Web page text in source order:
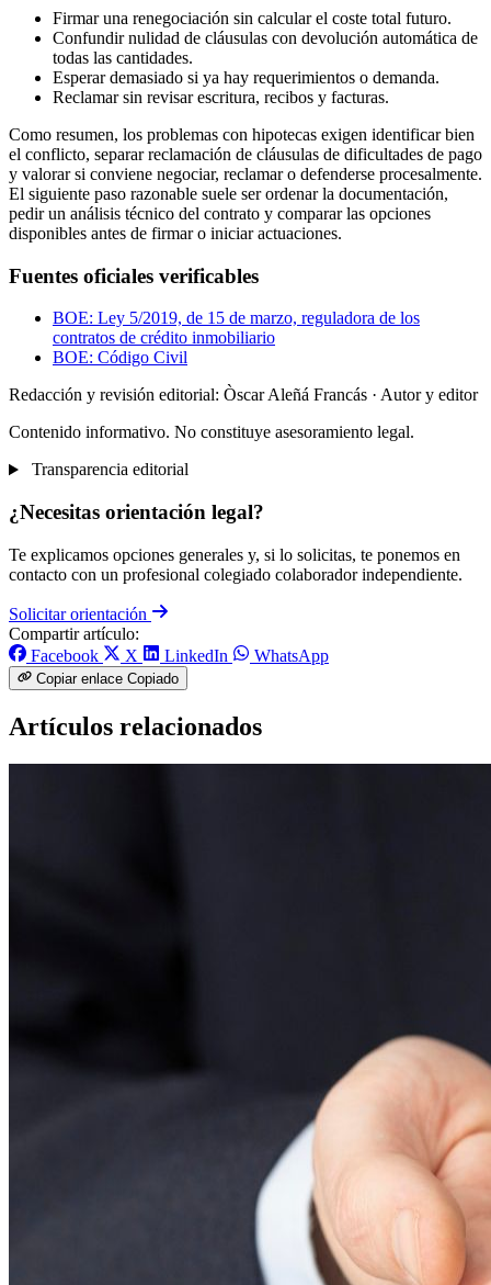
Firmar una renegociación sin calcular el coste total futuro.
Confundir nulidad de cláusulas con devolución automática de
todas las cantidades.
Esperar demasiado si ya hay requerimientos o demanda.
Reclamar sin revisar escritura, recibos y facturas.
Como resumen, los problemas con hipotecas exigen identificar bien
el conflicto, separar reclamación de cláusulas de dificultades de pago
y valorar si conviene negociar, reclamar o defenderse procesalmente.
El siguiente paso razonable suele ser ordenar la documentación,
pedir un análisis técnico del contrato y comparar las opciones
disponibles antes de firmar o iniciar actuaciones.
Fuentes oficiales verificables
BOE: Ley 5/2019, de 15 de marzo, reguladora de los
contratos de crédito inmobiliario
BOE: Código Civil
Redacción y revisión editorial: Òscar Aleñá Francás · Autor y editor
Contenido informativo. No constituye asesoramiento legal.
Transparencia editorial
¿Necesitas orientación legal?
Te explicamos opciones generales y, si lo solicitas, te ponemos en
contacto con un profesional colegiado colaborador independiente.
Solicitar orientación
Compartir artículo:
Facebook
X LinkedIn WhatsApp
Copiar enlace Copiado
Artículos relacionados